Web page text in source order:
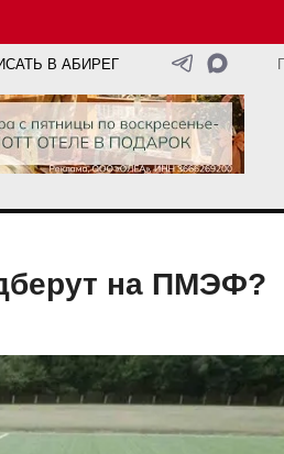
В АБИРЕГ
на ПМЭФ?